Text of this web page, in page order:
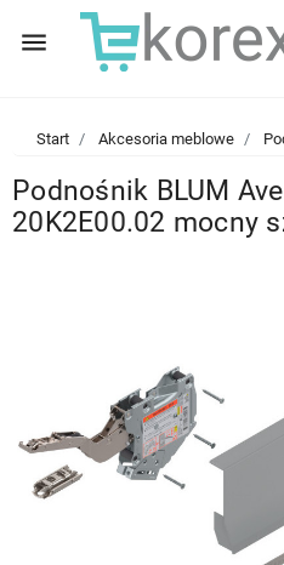
menu
Start Akcesoria meblowe
Podnośnik BLUM
20K2E00.02 mocny